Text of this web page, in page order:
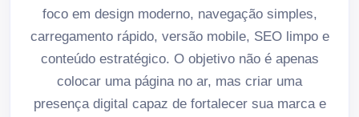
foco em design moderno, navegação simples,
carregamento rápido, versão mobile, SEO limpo e
conteúdo estratégico. O objetivo não é apenas
colocar uma página no ar, mas criar uma
presença digital capaz de fortalecer sua marca e